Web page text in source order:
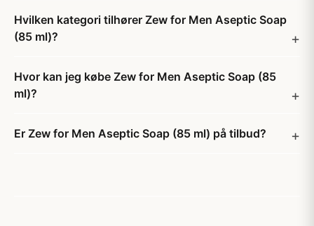
Hvilken kategori tilhører Zew for Men Aseptic Soap
(85 ml)?
Hvor kan jeg købe Zew for Men Aseptic Soap (85
ml)?
Er Zew for Men Aseptic Soap (85 ml) på tilbud?